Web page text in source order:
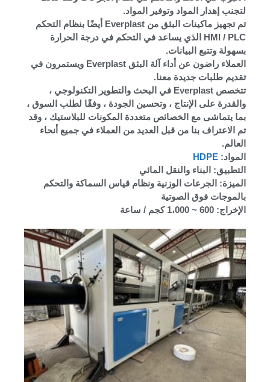
لتجنب إهدار المواد وتوفير المواد.
تم تجهيز ماكينات البثق من Everplast أيضًا بنظام التحكم
HMI / PLC الذي يساعد في التحكم في درجة الحرارة
بسهولة وتتبع البيانات.
العملاء راضون عن أداء آلة البثق Everplast ويستمرون في
تقديم طلبات جديدة معنا.
تتخصص Everplast في البحث والتطوير التكنولوجي ،
والقدرة على الإنتاج ، وتحسين الجودة ، وفقًا لطلب السوق ،
بما يتماشى مع الخصائص متعددة المكونات للبلاستيك ، وقد
تم الاعتراف بنا من قبل العديد من العملاء في جميع أنحاء
العالم.
المواد: HDPE
التطبيق: البناء والنقل المائي
الميزة: الجرعات الوزنية ونظام قياس السماكة والتحكم
بالموجات فوق الصوتية
الإخراج: 600 ~ 1،000 كجم / ساعة